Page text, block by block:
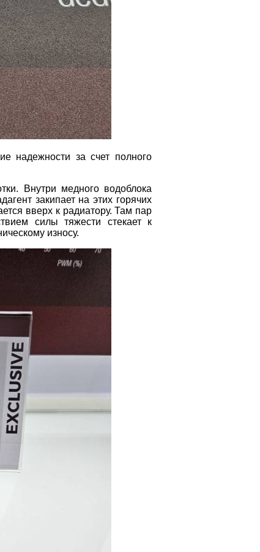
надежности за счет полного
Внутри медного водоблока
закипает на этих горячих
вверх к радиатору. Там пар
силы тяжести стекает к
износу.